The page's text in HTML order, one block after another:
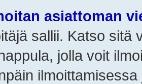
asiattoman
sallii. Katso sitä
jolla voit